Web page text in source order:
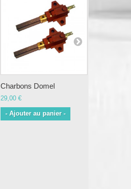
Charbons Domel
29,00 €
- Ajouter au panier -